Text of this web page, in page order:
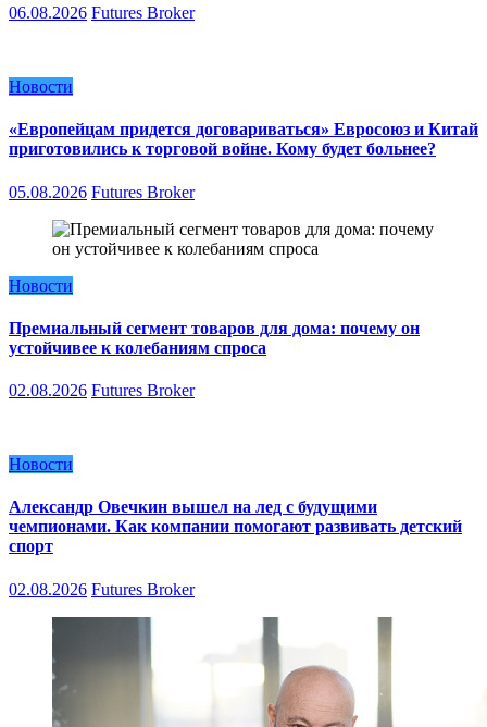
06.08.2026 Futures Broker
Новости
«Европейцам придется договариваться» Евросоюз и Китай
приготовились к торговой войне. Кому будет больнее?
05.08.2026 Futures Broker
Новости
Премиальный сегмент товаров для дома: почему он
устойчивее к колебаниям спроса
02.08.2026 Futures Broker
Новости
Александр Овечкин вышел на лед с будущими
чемпионами. Как компании помогают развивать детский
спорт
02.08.2026 Futures Broker